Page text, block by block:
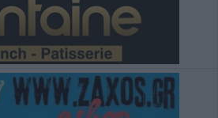
δυνάμεις
αγροτοδασική έκταση στο